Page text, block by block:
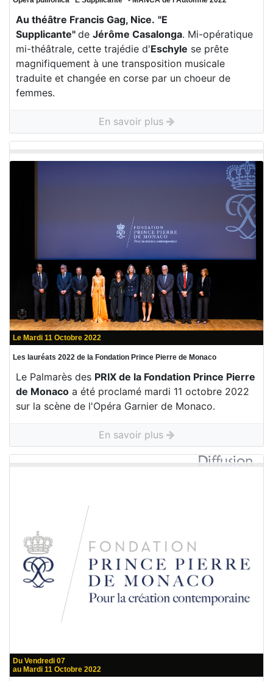
Au théâtre Francis Gag, Nice. "E
Supplicante" de Jérôme Casalonga. Mi-opératique
mi-théâtrale, cette trajédie d'Eschyle se prête
magnifiquement à une transposition musicale
traduite et changée en corse par un choeur de
femmes.
En savoir plus
Le Mardi 11 Octobre 2022
Les lauréats 2022 de la Fondation Prince Pierre de Monaco
Le Palmarès des PRIX de la Fondation Prince Pierre
de Monaco a été proclamé mardi 11 octobre 2022
sur la scène de l'Opéra Garnier de Monaco.
En savoir plus
Du Vendredi 07
au Mardi 11 Octobre 2022